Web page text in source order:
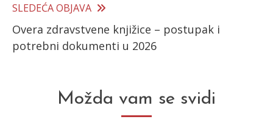
SLEDEĆA OBJAVA
Overa zdravstvene knjižice – postupak i
potrebni dokumenti u 2026
Možda vam se svidi